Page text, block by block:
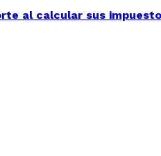
al calcular sus